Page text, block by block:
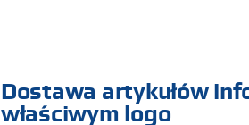
Dostawa artykułów
właściwym logo